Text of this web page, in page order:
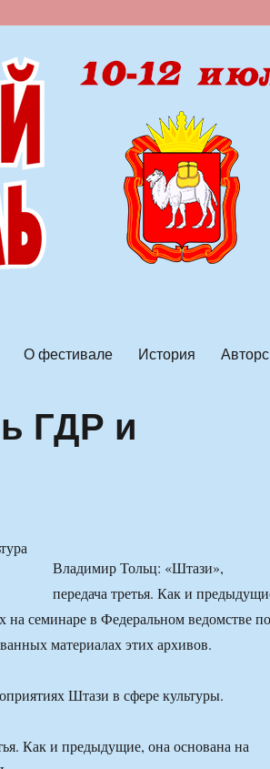
О фестивале История
ГДР и
Владимир Тольц: «Штази»,
передача третья. Как и
на семинаре в Федеральном ведомстве по
материалах этих архивов.
Штази в сфере культуры.
Как и предыдущие, она основана на